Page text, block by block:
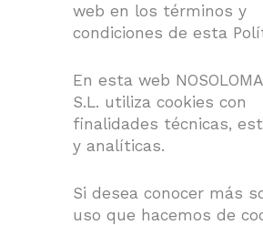
web en los términos y
condiciones de esta
En esta web
S.L. utiliza cookies con
finalidades técnicas,
y analíticas.
Si desea conocer más
uso que hacemos de